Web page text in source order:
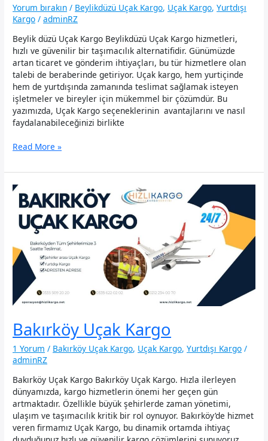
Yorum bırakın / Beylikdüzü Uçak Kargo, Uçak Kargo,Yurtdışı
Kargo /adminRZ
Beylik düzü Uçak Kargo Beylikdüzü Uçak Kargo hizmetleri,
hızlı ve güvenilir bir taşımacılık alternatifidir. Günümüzde
artan ticaret ve gönderim ihtiyaçları, bu tür hizmetlere olan
talebi de beraberinde getiriyor. Uçak kargo, hem yurtiçinde
hem de yurtdışında zamanında teslimat sağlamak isteyen
işletmeler ve bireyler için mükemmel bir çözümdür. Bu
yazımızda, Uçak Kargo seçeneklerinin avantajlarını ve nasıl
faydalanabileceğinizi birlikte
Beylik
Uçak
Kargo
Read More »
Bakırköy Uçak Kargo
1 Yorum / Bakırköy Uçak Kargo, Uçak Kargo,Yurtdışı Kargo /
adminRZ
Bakırköy Uçak Kargo Bakırköy Uçak Kargo. Hızla ilerleyen
dünyamızda, kargo hizmetlerin önemi her geçen gün
artmaktadır. Özellikle büyük şehirlerde zaman yönetimi,
ulaşım ve taşımacılık kritik bir rol oynuyor. Bakırköy’de hizmet
veren firmamız Uçak Kargo, bu dinamik ortamda ihtiyaç